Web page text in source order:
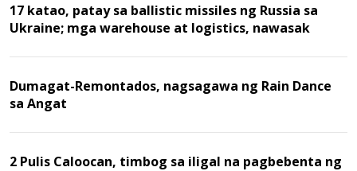
17 katao, patay sa ballistic missiles ng Russia sa
Ukraine; mga warehouse at logistics, nawasak
Dumagat-Remontados, nagsagawa ng Rain Dance
sa Angat
2 Pulis Caloocan, timbog sa iligal na pagbebenta ng